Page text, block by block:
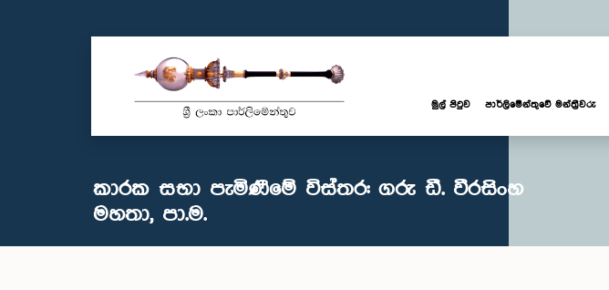
මුල් පිටුව පාර්ලි‌මේන්තුවේ මන්ත්‍රීවරු
කාරක සභා පැමිණීමේ විස්තර: ගරු ඩී. වීරසිංහ
මහතා, පා.ම.